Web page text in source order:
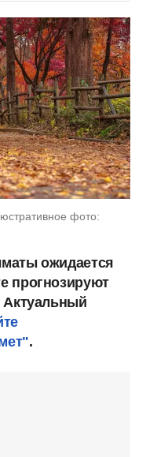
фото:
ожидается
прогнозируют
Актуальный
.